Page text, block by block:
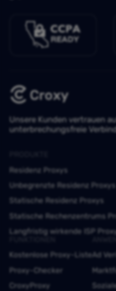
Unsere Kunden vertrauen
unterbrechungsfreie
Residenz Proxys
Unbegrenzte Residenz Proxys
Statische Residenz Proxys
Statische Rechenzentrums
Langfristig wirkende ISP
Kostenlose Proxy-Liste
Proxy-Checker
CroxyProxy
Ad